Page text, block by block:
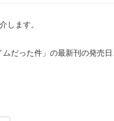
します。
だった件」の最新刊の発売